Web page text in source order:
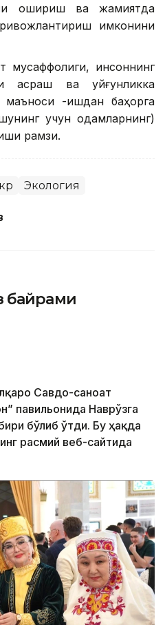
ошириш ва жамиятда
имконини
мусаффолиги, инсоннинг
асраш ва уйғунликка
-қишдан баҳорга
учун одамларнинг)
рамзи.
Экология
байрами
Савдо-саноат
павильонида Наврўзга
бўлиб ўтди. Бу ҳақда
расмий веб-сайтида